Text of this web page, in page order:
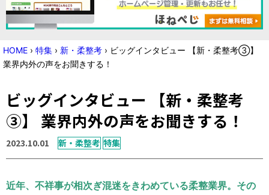
トピック
ニュース
国家試験対策
学会・セミナー情報
運営元 お問い合わせ
HOME › 特集 › 新・柔整考 › ビッグインタビュー 【新・柔整考③】
業界内外の声をお聞きする！
ビッグインタビュー 【新・柔整考
③】 業界内外の声をお聞きする！
2023.10.01 新・柔整考 特集
近年、不祥事が相次ぎ混迷をきわめている柔整業界。その